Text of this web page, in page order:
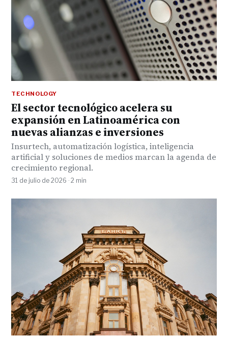
TECHNOLOGY
El sector tecnológico acelera su
expansión en Latinoamérica con
nuevas alianzas e inversiones
Insurtech, automatización logística, inteligencia
artificial y soluciones de medios marcan la agenda de
crecimiento regional.
31 de julio de 2026 · 2 min